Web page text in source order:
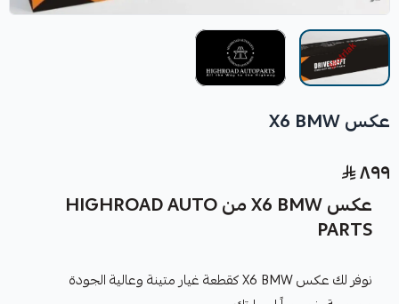
عكس X6 BMW
٨٩٩
عكس X6 BMW من HIGHROAD AUTO
PARTS
نوفر لك عكس X6 BMW كقطعة غيار متينة وعالية الجودة